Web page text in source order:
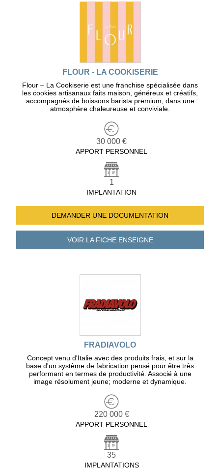
FLOUR - LA COOKISERIE
Flour – La Cookiserie est une franchise spécialisée dans
les cookies artisanaux faits maison, généreux et créatifs,
accompagnés de boissons barista premium, dans une
atmosphère chaleureuse et conviviale.
30 000 €
APPORT PERSONNEL
1
IMPLANTATION
DEMANDER UNE DOCUMENTATION
VOIR LA FICHEENSEIGNE
FRADIAVOLO
Concept venu d'Italie avec des produits frais, et sur la
base d'un système de fabrication pensé pour être très
performant en termes de productivité. Associé à une
image résolument jeune; moderne et dynamique.
220 000 €
APPORT PERSONNEL
35
IMPLANTATIONS